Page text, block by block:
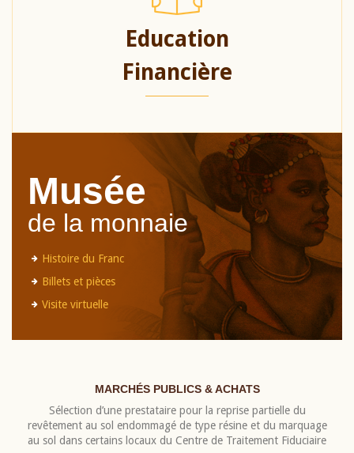
Education
Financière
Musée
de la monnaie
Histoire du Franc
Billets et pièces
Visite virtuelle
MARCHÉS PUBLICS & ACHATS
Sélection d’une prestataire pour la reprise partielle du
revêtement au sol endommagé de type résine et du marquage
au sol dans certains locaux du Centre de Traitement Fiduciaire